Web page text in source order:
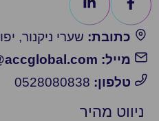
כתובת: שערי ניקנור, יפו
מייל: l.alkolombra@accglobal.com
טלפון:
ניווט מהיר